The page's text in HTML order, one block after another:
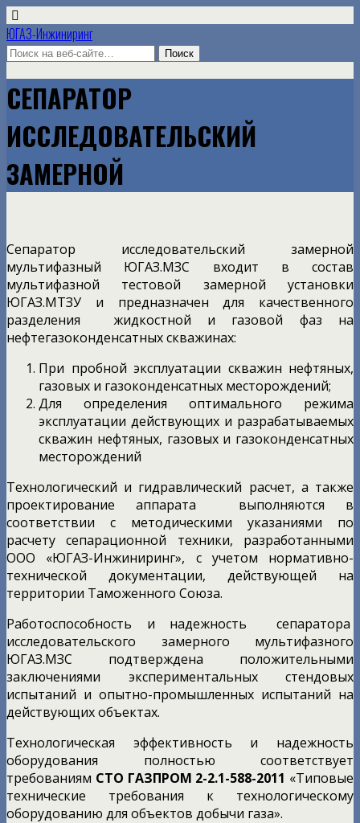
ЮГАЗ-Инжиниринг
СЕПАРАТОР
ИССЛЕДОВАТЕЛЬСКИЙ
ЗАМЕРНОЙ
Сепаратор исследовательский замерной
мультифазный ЮГАЗ.МЗС входит в состав
мультифазной тестовой замерной установки
ЮГАЗ.МТЗУ и предназначен для качественного
разделения жидкостной и газовой фаз на
нефтегазоконденсатных скважинах:
При пробной эксплуатации скважин нефтяных,
газовых и газоконденсатных месторождений;
Для определения оптимального режима
эксплуатации действующих и разрабатываемых
скважин нефтяных, газовых и газоконденсатных
месторождений
Технологический и гидравлический расчет, а также
проектирование аппарата выполняются в
соответствии с методическими указаниями по
расчету сепарационной техники, разработанными
ООО «ЮГАЗ-Инжиниринг», с учетом нормативно-
технической документации, действующей на
территории Таможенного Союза.
Работоспособность и надежность сепаратора
исследовательского замерного мультифазного
ЮГАЗ.МЗС подтверждена положительными
заключениями экспериментальных стендовых
испытаний и опытно-промышленных испытаний на
действующих объектах.
Технологическая эффективность и надежность
оборудования полностью соответствует
требованиям СТО ГАЗПРОМ 2-2.1-588-2011 «Типовые
технические требования к технологическому
оборудованию для объектов добычи газа».